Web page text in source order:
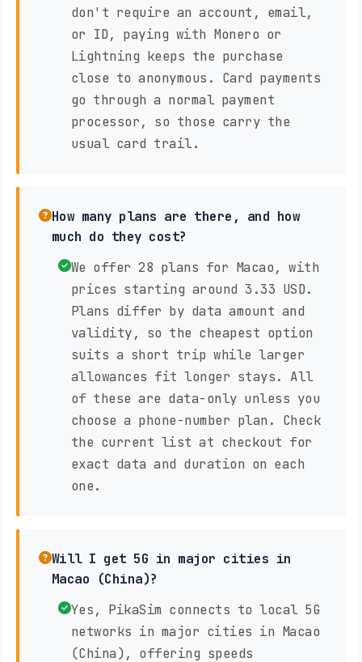
don't require an account, email,
or ID, paying with Monero or
Lightning keeps the purchase
close to anonymous. Card payments
go through a normal payment
processor, so those carry the
usual card trail.
How many plans are there, and how
much do they cost?
We offer 28 plans for Macao, with
prices starting around 3.33 USD.
Plans differ by data amount and
validity, so the cheapest option
suits a short trip while larger
allowances fit longer stays. All
of these are data-only unless you
choose a phone-number plan. Check
the current list at checkout for
exact data and duration on each
one.
Will I get 5G in major cities in
Macao (China)?
Yes, PikaSim connects to local 5G
networks in major cities in Macao
(China), offering speeds